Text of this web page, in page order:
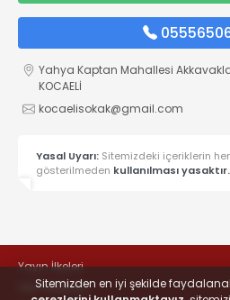
Yahya Kaptan Mahallesi
KOCAELİ
kocaelisokak@gmail.com
Yasal Uyarı: Sitemizdeki içeriklerin
gösterilmeden kullanılması yasaktır.
Yayın İlkeleri
Veri Politikası
Sitemizden en iyi şekilde